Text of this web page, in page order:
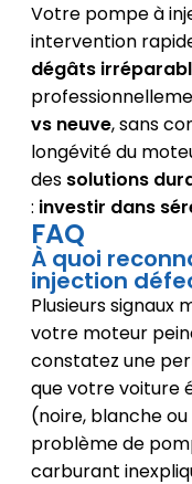
Votre pompe à
intervention
dégâts
vs neuve, sans
longévité du
des solutions
: investir dans
FAQ
À quoi
injection
Plusieurs signaux
votre moteur
constatez une
que votre voiture
(noire, blanche ou
problème de
carburant